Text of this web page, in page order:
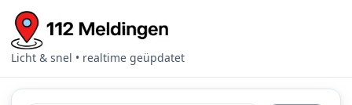
Licht & snel • realtime geüpdatet